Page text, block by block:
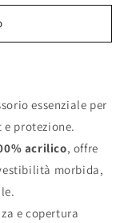
essenziale per
protezione.
acrilico, offre
morbida,
e copertura